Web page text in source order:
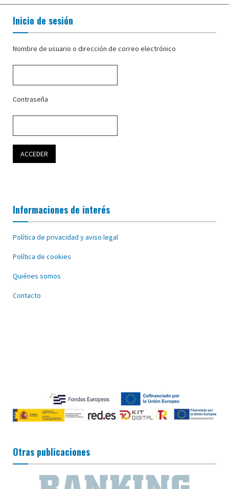
Inicio de sesión
Nombre de usuario o dirección de correo electrónico
Contraseña
Informaciones de interés
Política de privacidad y aviso legal
Política de cookies
Quiénes somos
Contacto
Otras publicaciones